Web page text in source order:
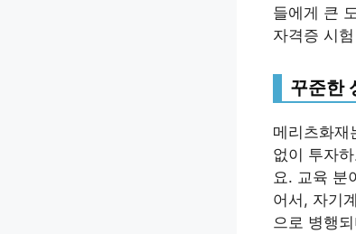
들에게 큰
자격증 시
꾸준한
메리츠화재
없이 투자
요. 교육 분
어서, 자기
으로 병행